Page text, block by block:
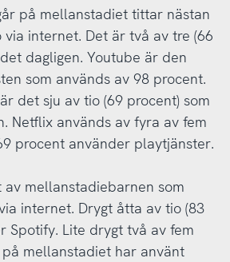
på mellanstadiet tittar nästan
internet. Det är två av tre (66
dagligen. Youtube är den
som används av 98 procent.
det sju av tio (69 procent) som
Netflix används av fyra av fem
procent använder playtjänster.
mellanstadiebarnen som
internet. Drygt åtta av tio (83
Spotify. Lite drygt två av fem
mellanstadiet har använt